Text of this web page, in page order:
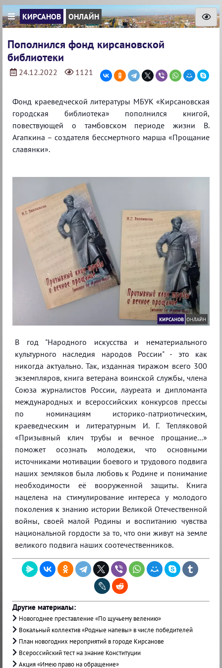
КИРСАНОВ ОНЛАЙН
Пополнился фонд кирсановской
библиотеки
24.12.2022 1121
Фонд краеведческой литературы МБУК «Кирсановская
городская библиотека» пополнился книгой,
повествующей о тамбовском периоде жизни В.
Агапкина – создателя бессмертного марша «Прощание
славянки».
В год "Народного искусства и нематериального
культурного наследия народов России" - это как
никогда актуально. Так, изданная тиражом всего 300
экземпляров, книга ветерана воинской службы, члена
Союза журналистов России, лауреата и дипломанта
международных и всероссийских конкурсов прессы
по номинациям историко-патриотическим,
краеведческим и литературным И. Г. Тепляковой
«Призывный клич трубы и вечное прощание…»
поможет осознать молодежи, что основными
источниками мотивации боевого и трудового подвига
наших земляков была любовь к Родине и понимание
необходимости её вооруженной защиты. Книга
нацелена на стимулирование интереса у молодого
поколения к знанию истории Великой Отечественной
войны, своей малой Родины и воспитанию чувства
национальной гордости за то, что они живут на земле
великого подвига наших соотечественников.
Другие материалы:
Новогоднее преставление «По щучьему велению»
Вокальный коллектив «Родные напевы» в числе победителей
План новогодних мероприятий в городе Кирсанове
Всероссийский тест на знание Конституции
Акция «Имею право на обращение»